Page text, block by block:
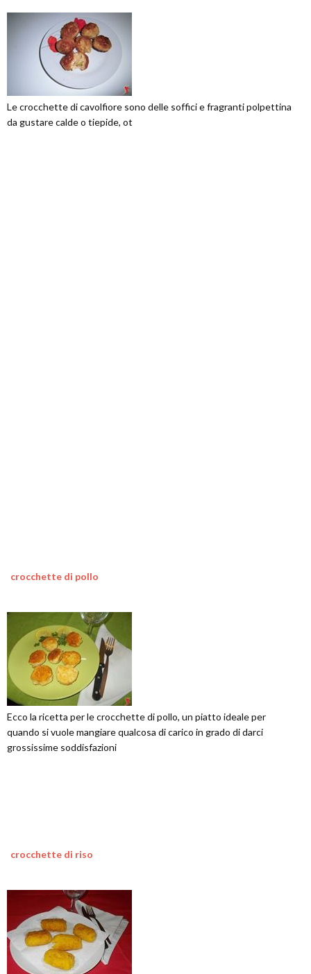
Le crocchette di cavolfiore sono delle soffici e fragranti polpettina
da gustare calde o tiepide, ot
crocchette di pollo
Ecco la ricetta per le crocchette di pollo, un piatto ideale per
quando si vuole mangiare qualcosa di carico in grado di darci
grossissime soddisfazioni
crocchette di riso